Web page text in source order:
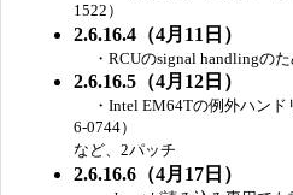
1522）
2.6.16.4（4月11日）
・RCUのsignal handlingのた
2.6.16.5（4月12日）
・Intel EM64Tの例外ハンド
6-0744）
など、2パッチ
2.6.16.6（4月17日）